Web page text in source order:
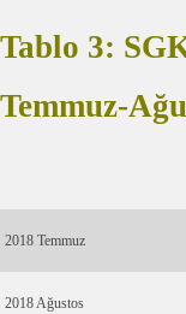
Tablo 3:
Temmuz-
2018 Temmuz
2018 Ağustos